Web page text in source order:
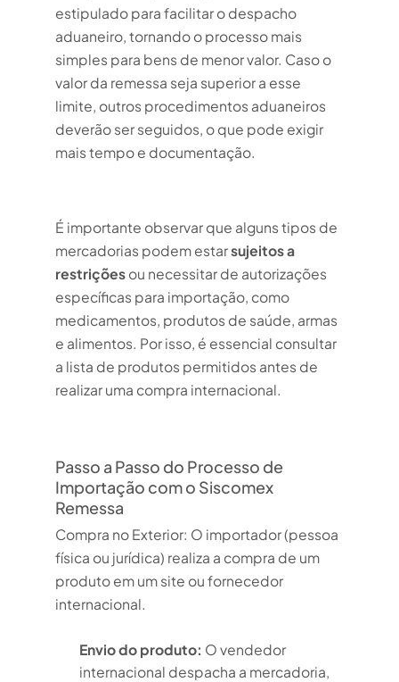
estipulado para facilitar o despacho
aduaneiro, tornando o processo mais
simples para bens de menor valor. Caso o
valor da remessa seja superior a esse
limite, outros procedimentos aduaneiros
deverão ser seguidos, o que pode exigir
mais tempo e documentação.
É importante observar que alguns tipos de
mercadorias podem estarsujeitos a
restrições ou necessitar de autorizações
específicas para importação, como
medicamentos, produtos de saúde, armas
e alimentos. Por isso, é essencial consultar
a lista de produtos permitidos antes de
realizar uma compra internacional.
Passo a Passo do Processo de
Importação com o Siscomex
Remessa
Compra no Exterior: O importador (pessoa
física ou jurídica) realiza a compra de um
produto em um site ou fornecedor
internacional.
Envio do produto: O vendedor
internacional despacha a mercadoria,